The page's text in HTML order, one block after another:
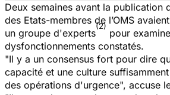
Deux semaines avant la publication
des Etats-membres de l’OMS
un groupe d'experts
(2)
pour
dysfonctionnements constatés.
"Il y a un consensus fort pour dire
capacité et une culture
des opérations d'urgence", accuse